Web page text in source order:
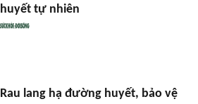
huyết tự nhiên
Rau lang hạ đường huyết, bảo vệ